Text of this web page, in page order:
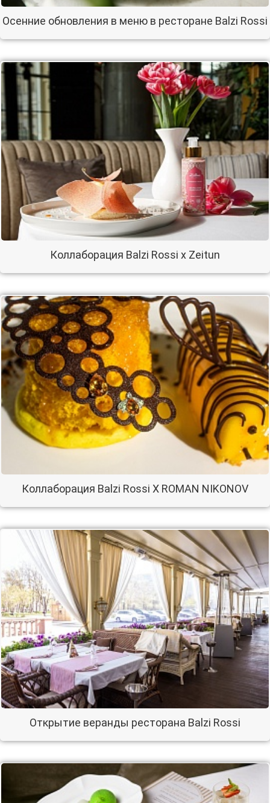
Осенние обновления в меню в ресторане Balzi Rossi
Коллаборация Balzi Rossi x Zeitun
Коллаборация Balzi Rossi X ROMAN NIKONOV
Открытие веранды ресторана Balzi Rossi